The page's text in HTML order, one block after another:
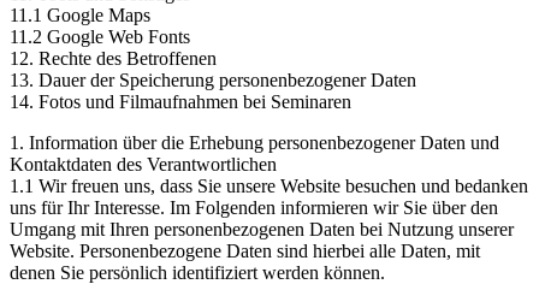
11.1 Google Maps
11.2 Google Web Fonts
12. Rechte des Betroffenen
13. Dauer der Speicherung personenbezogener Daten
14. Fotos und Filmaufnahmen bei Seminaren
1. Information über die Erhebung personenbezogener Daten und
Kontaktdaten des Verantwortlichen
1.1 Wir freuen uns, dass Sie unsere Website besuchen und bedanken
uns für Ihr Interesse. Im Folgenden informieren wir Sie über den
Umgang mit Ihren personenbezogenen Daten bei Nutzung unserer
Website. Personenbezogene Daten sind hierbei alle Daten, mit
denen Sie persönlich identifiziert werden können.